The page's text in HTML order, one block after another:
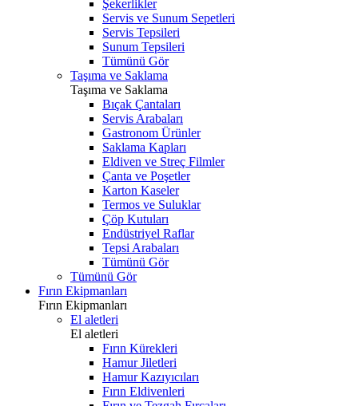
Şekerlikler
Servis ve Sunum Sepetleri
Servis Tepsileri
Sunum Tepsileri
Tümünü Gör
Taşıma ve Saklama
Taşıma ve Saklama
Bıçak Çantaları
Servis Arabaları
Gastronom Ürünler
Saklama Kapları
Eldiven ve Streç Filmler
Çanta ve Poşetler
Karton Kaseler
Termos ve Suluklar
Çöp Kutuları
Endüstriyel Raflar
Tepsi Arabaları
Tümünü Gör
Tümünü Gör
Fırın Ekipmanları
Fırın Ekipmanları
El aletleri
El aletleri
Fırın Kürekleri
Hamur Jiletleri
Hamur Kazıyıcıları
Fırın Eldivenleri